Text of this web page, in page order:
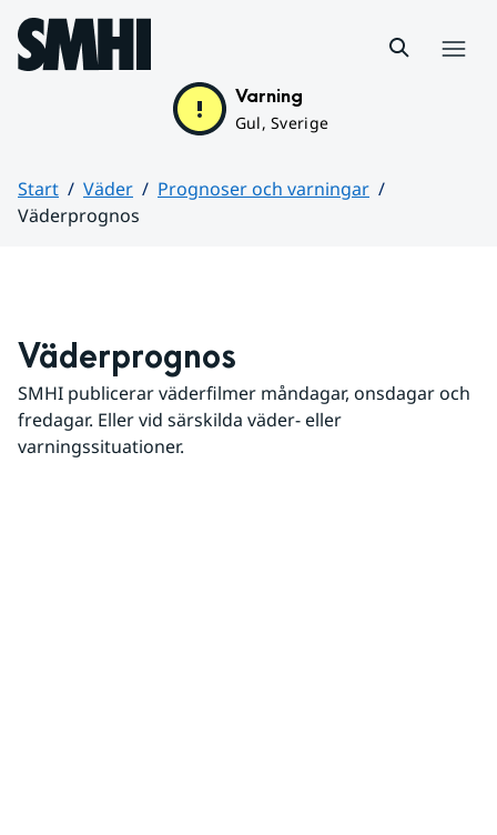
Hoppa till sidans innehåll
Varning
Gul, Sverige
Start Väder
Prognoser och varningar
Väderprognos
Väderprognos
SMHI publicerar väderfilmer måndagar, onsdagar och
fredagar. Eller vid särskilda väder- eller
varningssituationer.